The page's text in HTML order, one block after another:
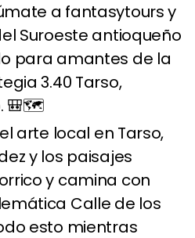
a fantasytours y
Suroeste antioqueño
para amantes de la
3.40 Tarso,
🎒🗺️
arte local en Tarso,
y los paisajes
y camina con
Calle de los
esto mientras